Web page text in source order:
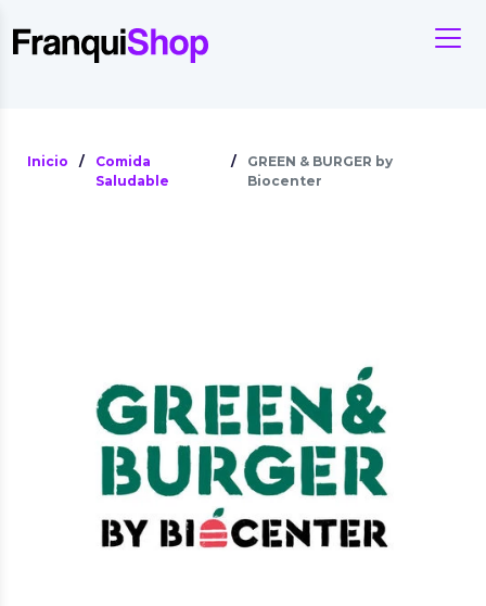
Inicio /
Comida
Saludable
/
GREEN & BURGER by
Biocenter